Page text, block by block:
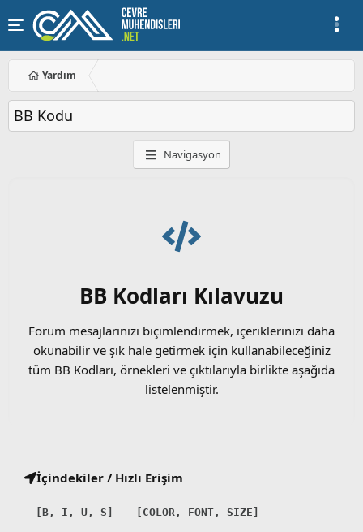
Yardım
BB Kodu
Navigasyon
BB Kodları Kılavuzu
Forum mesajlarınızı biçimlendirmek, içeriklerinizi daha
okunabilir ve şık hale getirmek için kullanabileceğiniz
tüm BB Kodları, örnekleri ve çıktılarıyla birlikte aşağıda
listelenmiştir.
İçindekiler / Hızlı Erişim
[B, I, U, S] [COLOR, FONT, SIZE]